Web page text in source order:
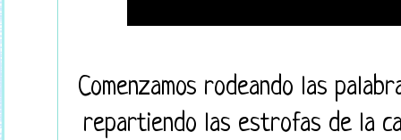
Comenzamos rodeando las
repartiendo las estrofas de la